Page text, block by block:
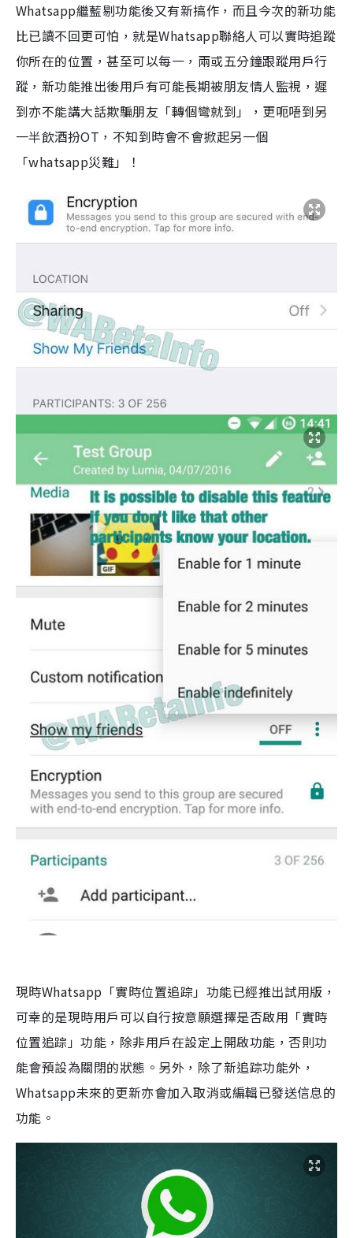
Whatsapp繼藍剔功能後又有新搞作，而且今次的新功能
比已讀不回更可怕，就是Whatsapp聯絡人可以實時追蹤
你所在的位置，甚至可以每一，兩或五分鐘跟蹤用戶行
蹤，新功能推出後用戶有可能長期被朋友情人監視，遲
到亦不能講大話欺騙朋友「轉個彎就到」，更呃唔到另
一半飲酒扮OT，不知到時會不會掀起另一個
「whatsapp災難」！
現時Whatsapp「實時位置追踪」功能已經推出試用版，
可幸的是現時用戶可以自行按意願選擇是否啟用「實時
位置追踪」功能，除非用戶在設定上開啟功能，否則功
能會預設為關閉的狀態。另外，除了新追踪功能外，
Whatsapp未來的更新亦會加入取消或編輯已發送信息的
功能。